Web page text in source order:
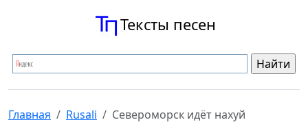
Тексты песен
Главная Rusali Североморск идёт нахуй